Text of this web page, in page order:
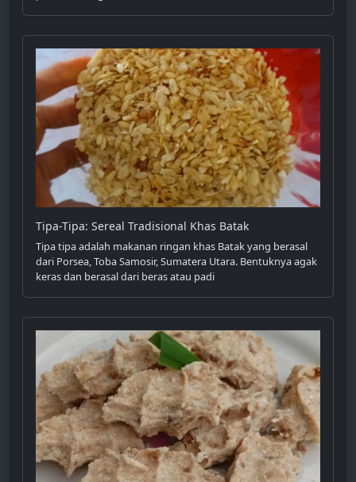
Tipa-Tipa: Sereal Tradisional Khas Batak
Tipa tipa adalah makanan ringan khas Batak yang berasal
dari Porsea, Toba Samosir, Sumatera Utara. Bentuknya agak
keras dan berasal dari beras atau padi